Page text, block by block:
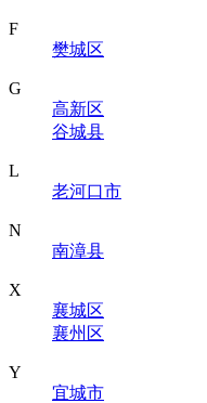
F
樊城区
G
高新区
谷城县
L
老河口市
N
南漳县
X
襄城区
襄州区
Y
宜城市